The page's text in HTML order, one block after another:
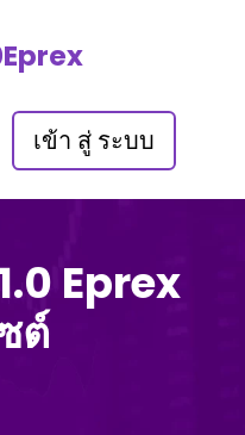
เข้า สู่ ระบบ
Eprex
ต์